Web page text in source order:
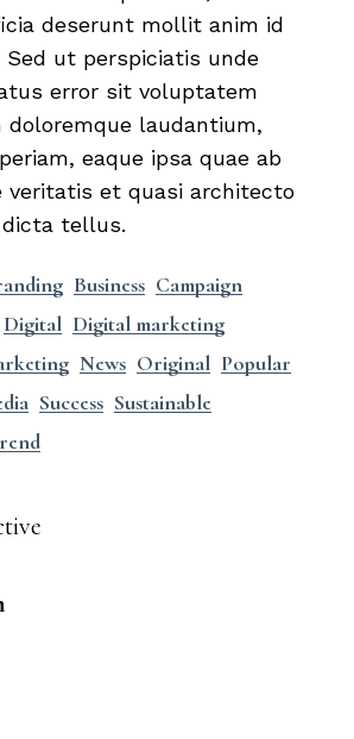
deserunt mollit anim id
ut perspiciatis unde
error sit voluptatem
doloremque laudantium,
eaque ipsa quae ab
veritatis et quasi architecto
tellus.
Business Campaign
Digital Digital marketing
News Original Popular
Success Sustainable